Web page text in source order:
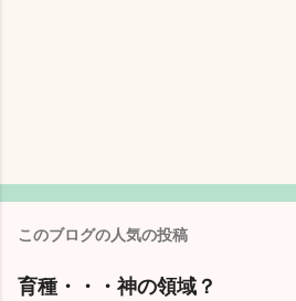
このブログの人気の投稿
育種・・・神の領域？